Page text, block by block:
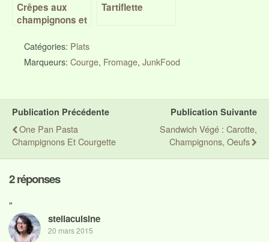
Crêpes aux
champignons et
Tartiflette
Catégories: Plats
Marqueurs: Courge, Fromage, JunkFood
Publication Précédente
One Pan Pasta
Champignons Et Courgette
Publication Suivante
Sandwich Végé : Carotte,
Champignons, Oeufs
2 réponses
"
stellacuisine
20 mars 2015